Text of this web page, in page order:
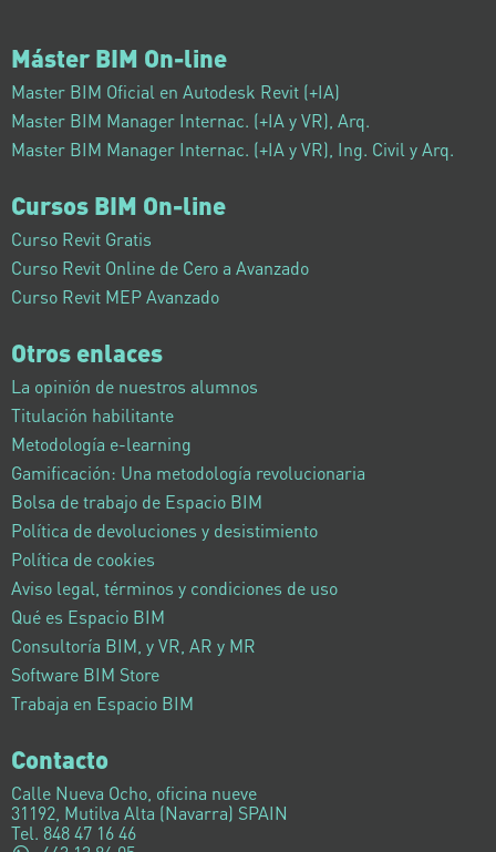
Máster BIM On-line
Master BIM Oficial en Autodesk Revit (+IA)
Master BIM Manager Internac. (+IA y VR), Arq.
Master BIM Manager Internac. (+IA y VR), Ing. Civil y Arq.
Cursos BIM On-line
Curso Revit Gratis
Curso Revit Online de Cero a Avanzado
Curso Revit MEP Avanzado
Otros enlaces
La opinión de nuestros alumnos
Titulación habilitante
Metodología e-learning
Gamificación: Una metodología revolucionaria
Bolsa de trabajo de Espacio BIM
Política de devoluciones y desistimiento
Política de cookies
Aviso legal, términos y condiciones de uso
Qué es Espacio BIM
Consultoría BIM, y VR, AR y MR
Software BIM Store
Trabaja en Espacio BIM
Contacto
Calle Nueva Ocho, oficina nueve
31192, Mutilva Alta (Navarra) SPAIN
Tel. 848 47 16 46